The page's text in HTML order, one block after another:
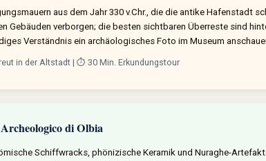
aus dem Jahr 330 v.Chr., die die antike Hafenstadt
Gebäuden verborgen; die besten sichtbaren Überreste sind
Verständnis ein archäologisches Foto im Museum
in der Altstadt | ⏱️ 30 Min. Erkundungstour
di Olbia
Schiffwracks, phönizische Keramik und Nuraghe-